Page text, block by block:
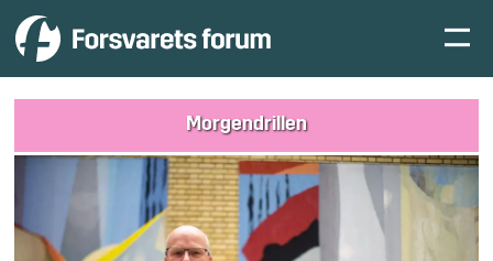
Morgendrillen